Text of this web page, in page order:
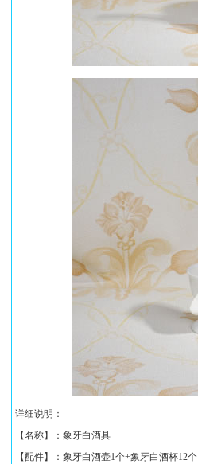
详细说明：
【名称】： 象牙白酒具
【配件】：象牙白酒壶1个+象牙白酒杯12个